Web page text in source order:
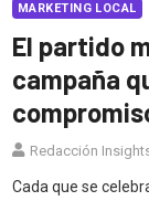
MARKETING LOCAL
El partido
campaña
Redacción
Cada que se